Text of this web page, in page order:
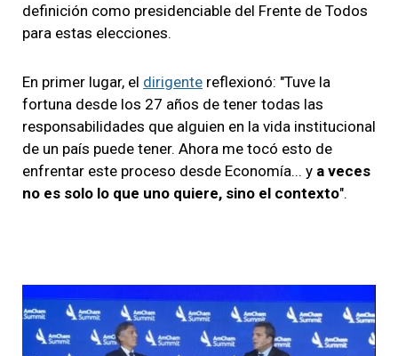
definición como presidenciable del Frente de Todos
para estas elecciones.
En primer lugar, el dirigente reflexionó: "Tuve la
fortuna desde los 27 años de tener todas las
responsabilidades que alguien en la vida institucional
de un país puede tener. Ahora me tocó esto de
enfrentar este proceso desde Economía... y a veces
no es solo lo que uno quiere, sino el contexto".